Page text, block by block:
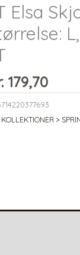
Elsa
179,70Den
pris
er:
>